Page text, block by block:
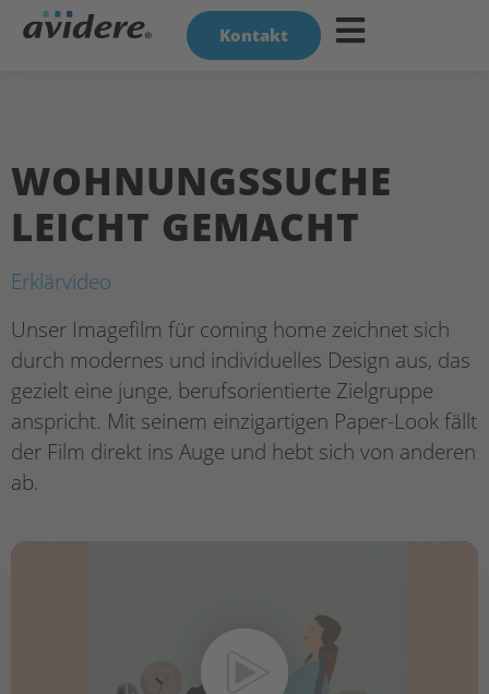
Kontakt
WOHNUNGSSUCHE
LEICHT GEMACHT
Erklärvideo
Unser Imagefilm für coming home zeichnet sich
durch modernes und individuelles Design aus, das
gezielt eine junge, berufsorientierte Zielgruppe
anspricht. Mit seinem einzigartigen Paper-Look fällt
der Film direkt ins Auge und hebt sich von anderen
ab.